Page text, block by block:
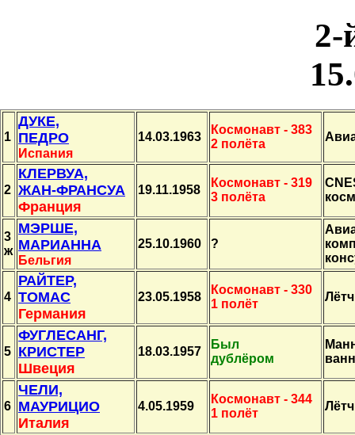
2-
1
ДУКЕ,
ПЕДРО
Испания
14.03.1963
Космонавт - 383
2 полёта
2
КЛЕРВУА,
ЖАН-ФРАНСУА
Франция
19.11.1958
Космонавт - 319
3 полёта
3
ж
МЭРШЕ,
МАРИАННА
Бельгия
25.10.1960 ?
4
РАЙТЕР,
ТОМАС
Германия
23.05.1958
Космонавт - 330
1 полёт
5
ФУГЛЕСАНГ,
КРИСТЕР
Швеция
18.03.1957
Был
дублёром
6
ЧЕЛИ,
МАУРИЦИО
Италия
4.05.1959
Космонавт - 344
1 полёт